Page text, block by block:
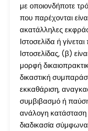
με οποιονδήποτε
που παρέχονται
ακατάλληλες
Ιστοσελίδα ή
Ιστοσελίδας, (β)
μορφή
δικαστική
εκκαθάριση,
συμβιβασμό ή
ανάλογη
διαδικασία